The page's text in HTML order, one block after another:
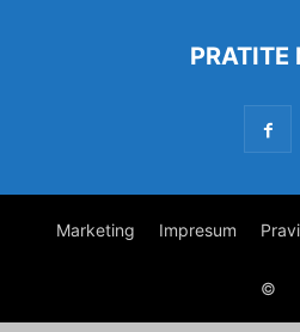
PRATITE
Marketing Impresum
©